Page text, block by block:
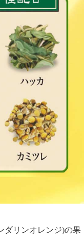
ダリンオレンジ)の果